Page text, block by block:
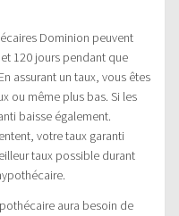
Dominion peuvent
120 jours pendant que
assurant un taux, vous êtes
ou même plus bas. Si les
baisse également.
votre taux garanti
taux possible durant
aura besoin de